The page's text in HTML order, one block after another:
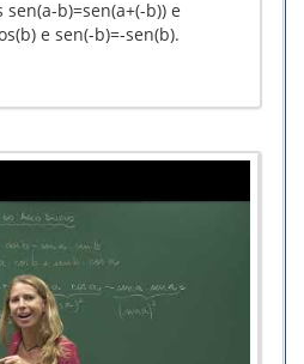
b)=sen(a+(-b)) e
e sen(-b)=-sen(b).